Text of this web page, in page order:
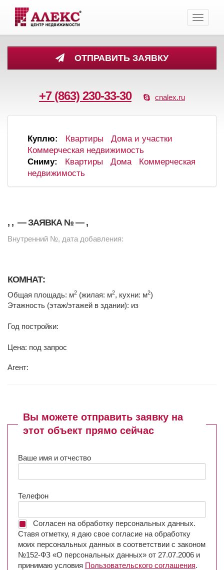
ОТПРАВИТЬ ЗАЯВКУ
+7 (863) 230-33-30 cnalex.ru
Toggle
Куплю: Квартиры
Дома и участки
Коммерческая недвижимость
Сниму:
Квартиры Дома
Коммерческая
недвижимость
, , — ЗАЯВКА № — ,
Внутренний №, дата добавления:
КОМНАТ:
Общая площадь: м2 (жилая: м2, кухни: м2)
Этажность (этаж/этажей в здании): из
Год постройки:
Цена: под запрос
Агент:
Вы можете отправить заявку на
этот объект прямо сейчас
Ваше имя и отчество
Телефон
Согласен на обработку персональных данных.
Ставя отметку, я даю свое согласие на обработку
моих персональных данных в соответствии с законом
№152-ФЗ «О персональных данных» от 27.07.2006 и
принимаю условия Пользовательского соглашения.